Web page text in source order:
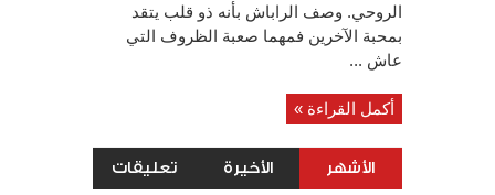
الروحي. وصف الراباش بأنه ذو قلب يتقد
بمحبة الآخرين فمهما صعبة الظروف التي
عاش ...
أكمل القراءة »
الأشهر الأخيرة تعليقات